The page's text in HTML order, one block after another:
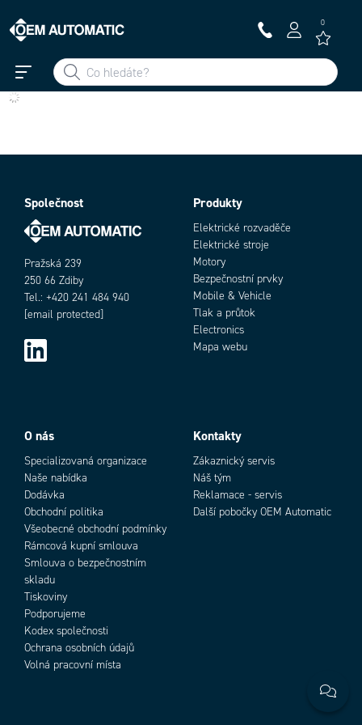
0
Add as new cart row
Společnost
Pražská 239
250 66 Zdiby
Tel.: +420 241 484 940
[email protected]
Produkty
Elektrické rozvaděče
Elektrické stroje
Motory
Bezpečnostní prvky
Mobile & Vehicle
Tlak a průtok
Electronics
Mapa webu
O nás
Specializovaná organizace
Naše nabídka
Dodávka
Obchodní politika
Všeobecné obchodní podmínky
Rámcová kupní smlouva
Smlouva o bezpečnostním
skladu
Tiskoviny
Podporujeme
Kodex společnosti
Ochrana osobních údajů
Volná pracovní místa
Kontakty
Zákaznický servis
Náš tým
Reklamace - servis
Další pobočky OEM Automatic